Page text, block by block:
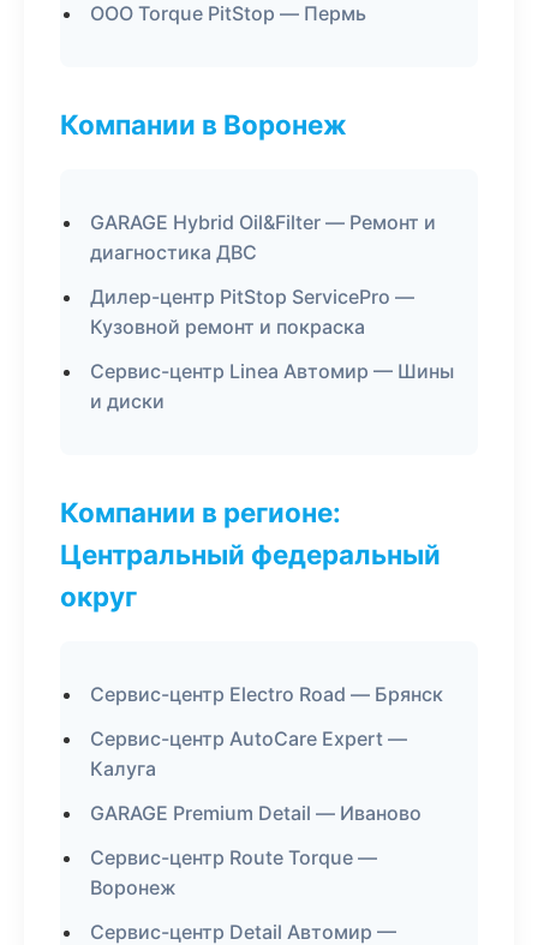
ООО Torque PitStop — Пермь
Компании в Воронеж
GARAGE Hybrid Oil&Filter — Ремонт и
диагностика ДВС
Дилер-центр PitStop ServicePro —
Кузовной ремонт и покраска
Сервис-центр Linea Автомир — Шины
и диски
Компании в регионе:
Центральный федеральный
округ
Сервис-центр Electro Road — Брянск
Сервис-центр AutoCare Expert —
Калуга
GARAGE Premium Detail — Иваново
Сервис-центр Route Torque —
Воронеж
Сервис-центр Detail Автомир —